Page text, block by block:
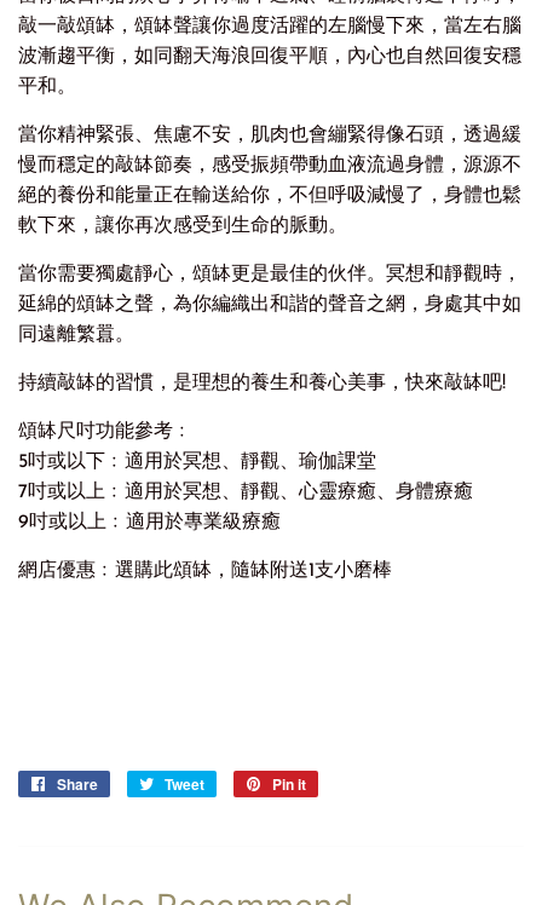
敲一敲頌缽，頌缽聲讓你過度活躍的左腦慢下來，當左右腦
波漸趨平衡，如同翻天海浪回復平順，內心也自然回復安穩
平和。
當你精神緊張、焦慮不安，肌肉也會繃緊得像石頭，透過緩
慢而穩定的敲缽節奏，感受振頻帶動血液流過身體，源源不
絕的養份和能量正在輸送給你，不但呼吸減慢了，身體也鬆
軟下來，讓你再次感受到生命的脈動。
當你需要獨處靜心，頌缽更是最佳的伙伴。冥想和靜觀時，
延綿的頌缽之聲，為你編織出和諧的聲音之網，身處其中如
同遠離繁囂。
持續敲缽的習慣，是理想的養生和養心美事，快來敲缽吧!
頌缽尺吋功能參考﹕
5吋或以下﹕適用於冥想、靜觀、瑜伽課堂
7吋或以上﹕適用於冥想、靜觀、心靈療癒、身體療癒
9吋或以上﹕適用於專業級療癒
網店優惠﹕選購此頌缽，隨缽附送1支小磨棒
Share
Share
Tweet
Tweet
Pin it